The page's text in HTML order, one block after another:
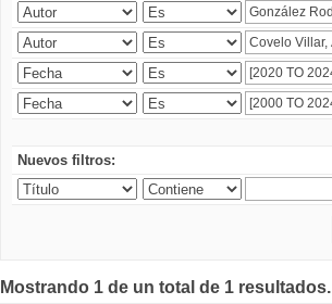
Nuevos filtros:
Mostrando 1 de un total de 1 resultados.